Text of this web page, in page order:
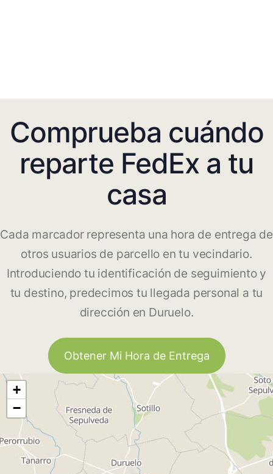
Comprueba cuándo
reparte FedEx a tu
casa
Cada marcador representa una hora de entrega de
otros usuarios de parcello en tu vecindario.
Introduciendo tu identificación de seguimiento y
tu destino, predecimos tu llegada personal a tu
dirección en Duruelo.
Obtener Mi Hora de Entrega
+
−